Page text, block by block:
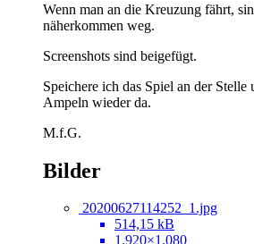
Wenn man an die Kreuzung fährt,
näherkommen weg.
Screenshots sind beigefügt.
Speichere ich das Spiel an der Stelle
Ampeln wieder da.
M.f.G.
Bilder
20200627114252_1.jpg
514,15 kB
1.920×1.080